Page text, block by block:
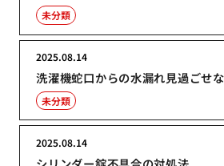
未分類
洗濯機蛇口からの水漏れ見過ごせ
2025.08.14
未分類
2025.08.14